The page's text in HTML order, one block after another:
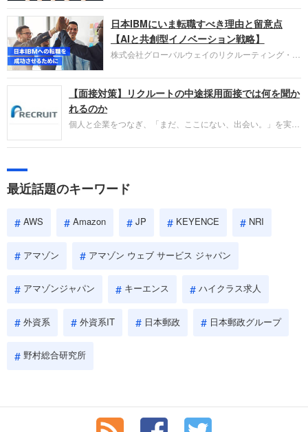
圧倒的な存在感を持つAmazon。中途採用面接では
過去の具体的な業務成果やリーダーシップの発揮、
失敗からの学びが重視され、人間性やカルチャーフ
ィットも評価対象となり、長期的に成長できる仲間
であるかを多角的に審査されます。
日本IBMにいま転職すべき理由と留意点
【AIと共創型イノベーション戦略】
株式会社グローバルウェイのリクルーティング・パ
パーソンが利用する企業口コミサイト「キャリコ
ネ」の転職エージェントがお勧めするイチオシ企業
IBMです。採用面接対策の企業研究にご活用くださ
い。
【面接対策】リクルートの中途採用面接では何を聞か
れるのか
個人と企業をつなぎ、「まだ、ここにない、出会い。」を実現
やこれまでの成果を具体的に問われるほか、「人間性」も評価
しょう。
最近話題のキーワード
AWS Amazon JP KEYENCE NRI
アマゾン アマゾン ウェブ サービス ジャパン
アマゾンジャパン キーエンス ハイクラス求人
外資系 外資系IT 日本郵政 日本郵政グループ
野村総合研究所